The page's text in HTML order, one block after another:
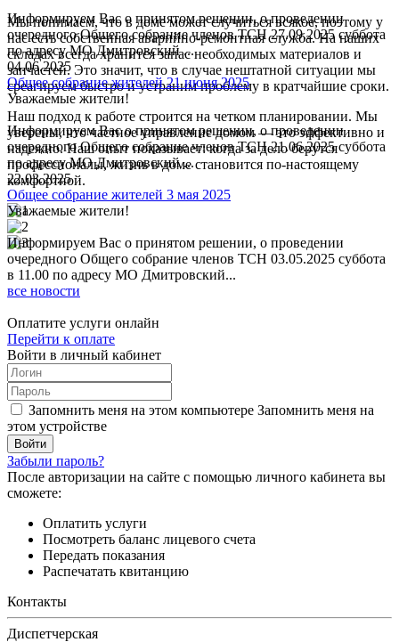
Мы понимаем, что в доме может случиться всякое, поэтому у
нас есть собственная аварийно-ремонтная служба. На наших
складах всегда хранится запас необходимых материалов и
запчастей. Это значит, что в случае нештатной ситуации мы
среагируем быстро и устраним проблему в кратчайшие сроки.
Наш подход к работе строится на четком планировании. Мы
уверены, что частное управление домом — это эффективно и
надежно. Наш опыт показывает: когда за дело берутся
профессионалы, жизнь в доме становится по-настоящему
комфортной.
Информируем Вас о принятом решении, о проведении
очередного Общего собрание членов ТСН 27.09.2025 суббота
по адресу МО Дмитровский ...
04.06.2025
Общее собрание жителей 21 июня 2025
Уважаемые жители!
Информируем Вас о принятом решении, о проведении
очередного Общего собрание членов ТСН 21.06.2025 суббота
по адресу МО Дмитровский ...
22.03.2025
Общее собрание жителей 3 мая 2025
Уважаемые жители!
Информируем Вас о принятом решении, о проведении
очередного Общего собрание членов ТСН 03.05.2025 суббота
в 11.00 по адресу МО Дмитровский...
все новости
Оплатите услуги онлайн
Перейти к оплате
Войти в личный кабинет
Запомнить меня на этом компьютере Запомнить меня на
этом устройстве
Забыли пароль?
После авторизации на сайте с помощью личного кабинета вы
сможете:
Оплатить услуги
Посмотреть баланс лицевого счета
Передать показания
Распечатать квитанцию
Контакты
Диспетчерская